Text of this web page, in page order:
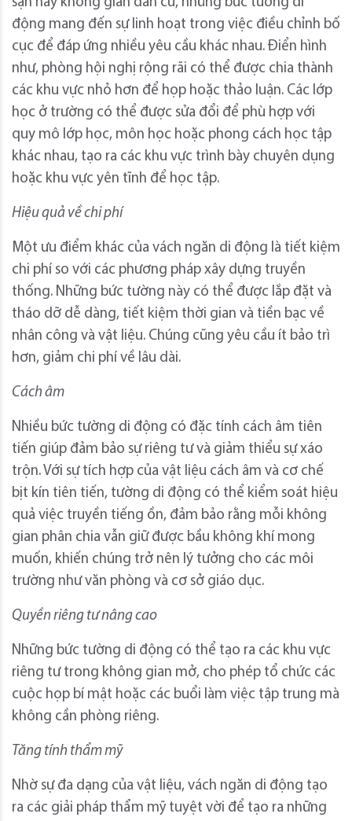
động mang đến sự linh hoạt trong việc điều chỉnh bố
cục để đáp ứng nhiều yêu cầu khác nhau. Điển hình
như, phòng hội nghị rộng rãi có thể được chia thành
các khu vực nhỏ hơn để họp hoặc thảo luận. Các lớp
học ở trường có thể được sửa đổi để phù hợp với
quy mô lớp học, môn học hoặc phong cách học tập
khác nhau, tạo ra các khu vực trình bày chuyên dụng
hoặc khu vực yên tĩnh để học tập.
Hiệu quả về chi phí
Một ưu điểm khác của vách ngăn di động là tiết kiệm
chi phí so với các phương pháp xây dựng truyền
thống. Những bức tường này có thể được lắp đặt và
tháo dỡ dễ dàng, tiết kiệm thời gian và tiền bạc về
nhân công và vật liệu. Chúng cũng yêu cầu ít bảo trì
hơn, giảm chi phí về lâu dài.
Cách âm
Nhiều bức tường di động có đặc tính cách âm tiên
tiến giúp đảm bảo sự riêng tư và giảm thiểu sự xáo
trộn. Với sự tích hợp của vật liệu cách âm và cơ chế
bịt kín tiên tiến, tường di động có thể kiểm soát hiệu
quả việc truyền tiếng ồn, đảm bảo rằng mỗi không
gian phân chia vẫn giữ được bầu không khí mong
muốn, khiến chúng trở nên lý tưởng cho các môi
trường như văn phòng và cơ sở giáo dục.
Quyền riêng tư nâng cao
Những bức tường di động có thể tạo ra các khu vực
riêng tư trong không gian mở, cho phép tổ chức các
cuộc họp bí mật hoặc các buổi làm việc tập trung mà
không cần phòng riêng.
Tăng tính thẩm mỹ
Nhờ sự đa dạng của vật liệu, vách ngăn di động tạo
ra các giải pháp thẩm mỹ tuyệt vời để tạo ra những